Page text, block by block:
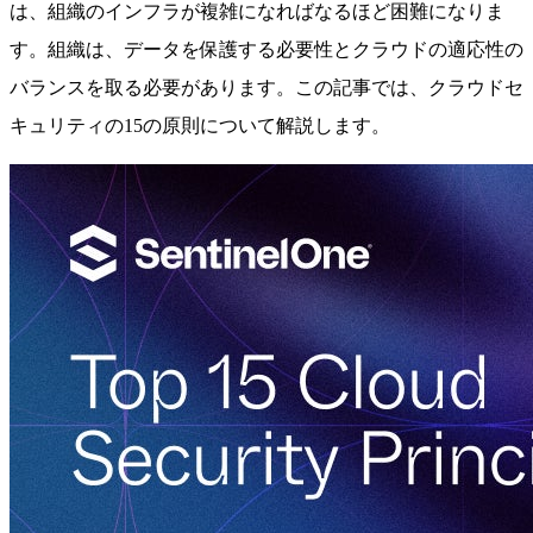
は、組織のインフラが複雑になればなるほど困難になりま
す。組織は、データを保護する必要性とクラウドの適応性の
バランスを取る必要があります。この記事では、クラウドセ
キュリティの15の原則について解説します。